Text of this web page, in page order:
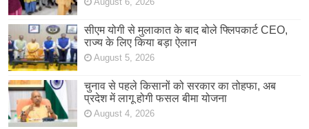
सीएम योगी से मुलाकात के बाद बोले फ्लिपकार्ट CEO,
राज्य के लिए किया बड़ा ऐलान
August 5, 2026
चुनाव से पहले किसानों को सरकार का तोहफा, अब
प्रदेश में लागू होगी फसल बीमा योजना
August 4, 2026